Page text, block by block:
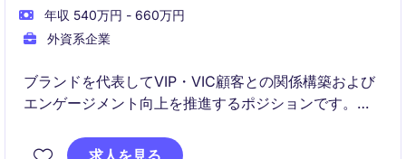
年収 540万円 - 660万円
外資系企業
ブランドを代表してVIP・VIC顧客との関係構築および
エンゲージメント向上を推進するポジションです。
日本市場におけるVIC戦略やCRM基盤の構築をリード
求人を見る